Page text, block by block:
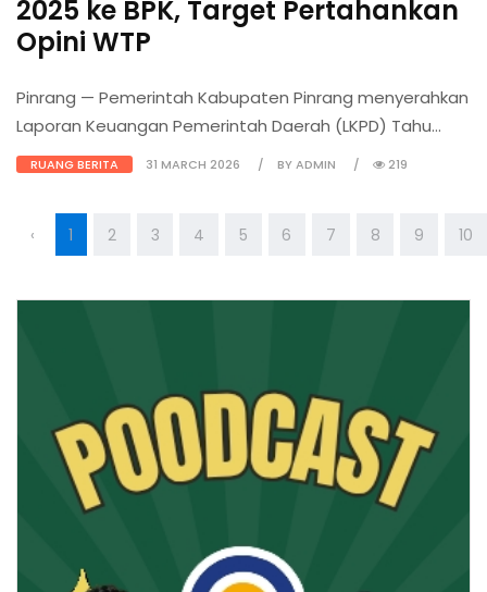
2025 ke BPK, Target Pertahankan
Opini WTP
Pinrang — Pemerintah Kabupaten Pinrang menyerahkan
Laporan Keuangan Pemerintah Daerah (LKPD) Tahu...
RUANG BERITA 31 MARCH 2026 BY ADMIN 219
‹ 1 2 3 4 5 6 7 8 9 10